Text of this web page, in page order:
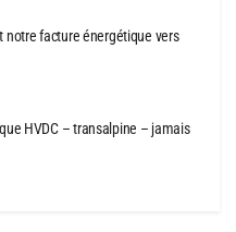
notre facture énergétique vers
HVDC – transalpine – jamais